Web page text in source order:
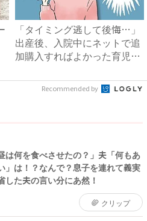
「タイミング逃して後悔…」
出産後、入院中にネットで追
加購入すればよかった育児グ
Recommended by
は何を食べさせたの？」夫「何もあ
」は！？なんで？息子を連れて義実
した夫の言い分にあ然！
クリップ